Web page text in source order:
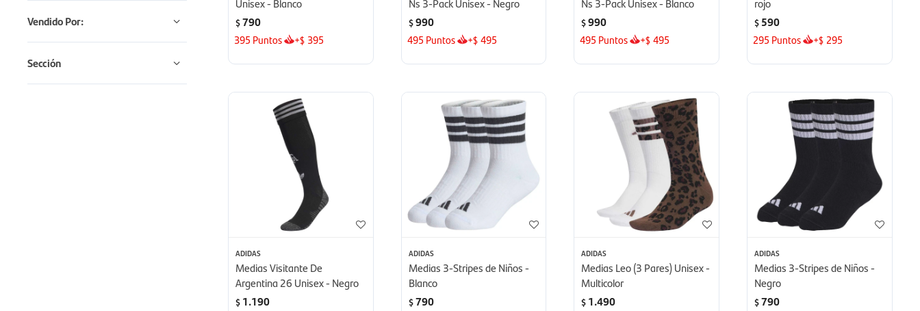
Unisex - Blanco
$790
395 Puntos +$ 395
Ns 3-Pack Unisex - Negro
$990
495 Puntos +$ 495
Ns 3-Pack Unisex - Blanco
$990
495 Puntos +$ 495
rojo
$ 590
295 Puntos +$ 295
ADIDAS
Medias Visitante De
Argentina 26 Unisex - Negro
$ 1.190
ADIDAS
Medias 3-Stripes de Niños -
Blanco
$790
ADIDAS
Medias Leo (3 Pares) Unisex -
Multicolor
$ 1.490
ADIDAS
Medias 3-Stripes de Niños -
Negro
$790
Vendido Por:
Sección